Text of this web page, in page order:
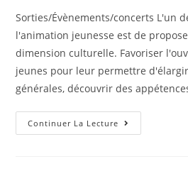
Sorties/Évènements/concerts L'un
l'animation jeunesse est de
dimension culturelle. Favoriser
jeunes pour leur permettre
générales, découvrir des
Continuer La Lecture Sorties/
Évènements/